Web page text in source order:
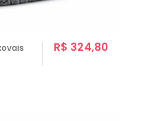
R$ 324,80